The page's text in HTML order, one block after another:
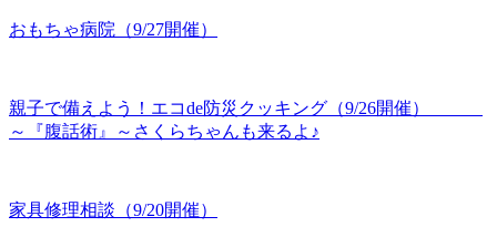
おもちゃ病院（9/27開催）
親子で備えよう！エコde防災クッキング（9/26開催）
～『腹話術』～さくらちゃんも来るよ♪
家具修理相談（9/20開催）